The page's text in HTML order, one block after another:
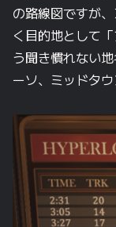
の路線図ですが
く目的地として
う聞き慣れない
ーソ、ミッドタ